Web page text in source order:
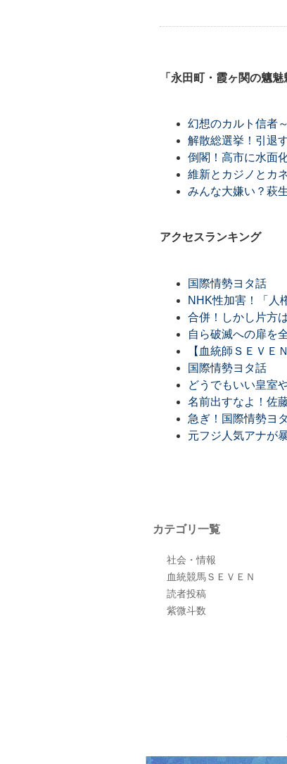
「永田町・霞ヶ関の魑
幻想のカルト信者
解散総選挙！引退
倒閣！高市に水面
維新とカジノとカ
みんな大嫌い？萩
アクセスランキング
国際情勢ヨタ話
NHK性加害！「人
合併！しかし片方
自ら破滅への扉を
【血統師ＳＥＶＥ
国際情勢ヨタ話
どうでもいい皇室
名前出すなよ！佐
急ぎ！国際情勢ヨ
元フジ人気アナが
カテゴリ一覧
社会・情報
血統競馬ＳＥＶＥＮ
読者投稿
紫微斗数